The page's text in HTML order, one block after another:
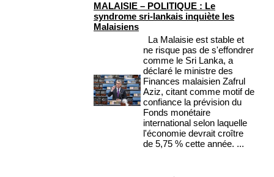
MALAISIE – POLITIQUE : Le
syndrome sri-lankais inquiète les
Malaisiens
La Malaisie est stable et
ne risque pas de s'effondrer
comme le Sri Lanka, a
déclaré le ministre des
Finances malaisien Zafrul
Aziz, citant comme motif de
confiance la prévision du
Fonds monétaire
international selon laquelle
l'économie devrait croître
de 5,75 % cette année. ...